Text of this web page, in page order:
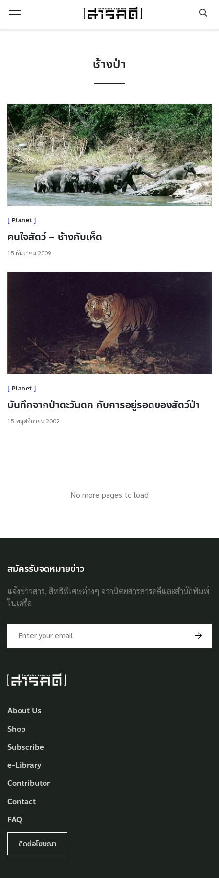
ช้างป่า
Planet
คนใจสัตว์ – ช้างกับเห็ด
15 ธันวาคม 2009
Planet
บันทึกจากป่าตะวันตก กับการอยู่รอดของสัตว์ป่า
15 พฤศจิกายน 2002
No more pages to load
About Us
Shop
Subscribe
e-Library
Contributor
Contact
FAQ
ติดต่อโฆษณา
สมัครรับจดหมายข่าว
แจ้งข่าวสาร, สิทธิพิเศษต่างๆ จากนิตยสารสารคดีและสำนักพิมพ์
ในเครือ